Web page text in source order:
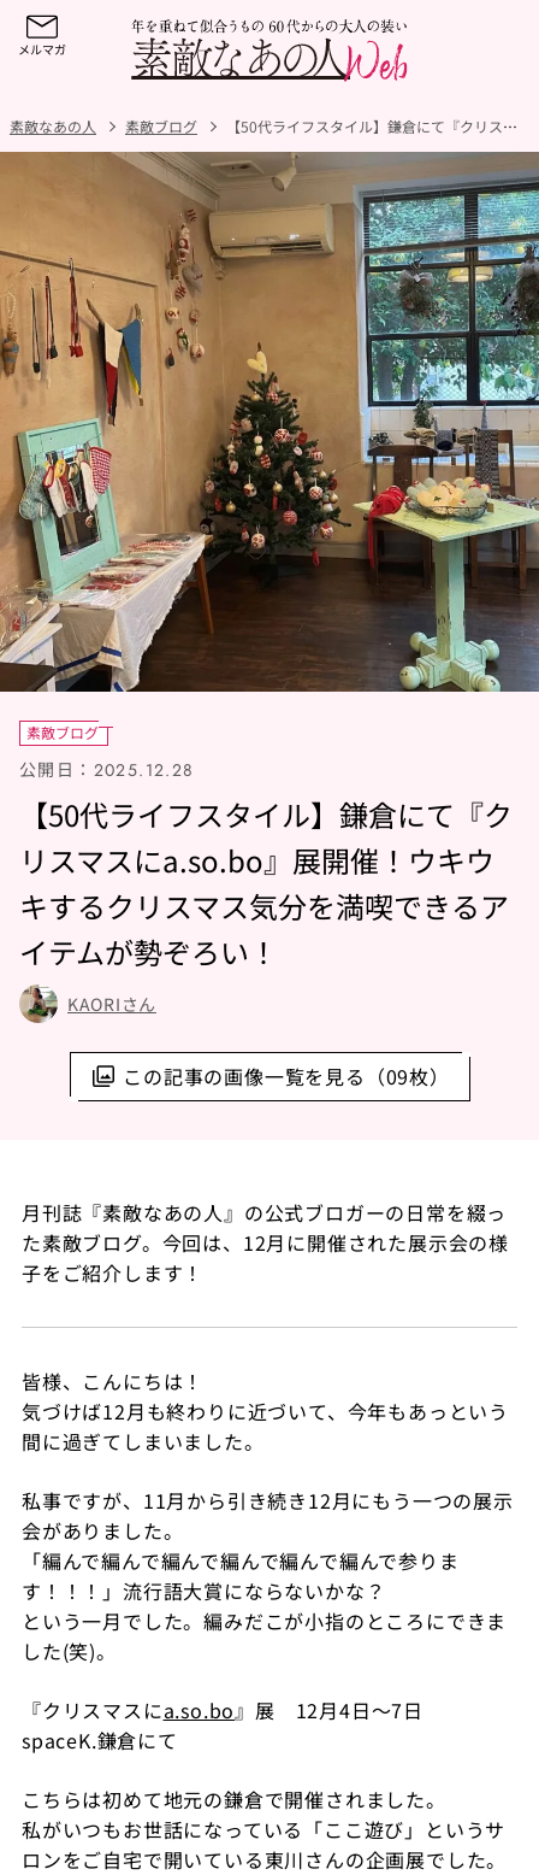
素敵なあの人 素敵ブログ 【50代ライフスタイル】鎌倉にて『クリスマスにa.so.bo』展開催！ウキウキするクリスマス気分を満喫できるアイテムが勢ぞろい！
この記事の画像一覧を見る（09枚）
素敵ブログ
公開日： 2025.12.28
【50代ライフスタイル】鎌倉にて『ク
リスマスにa.so.bo』展開催！ウキウ
キするクリスマス気分を満喫できるア
イテムが勢ぞろい！
KAORIさん
月刊誌『素敵なあの人』の公式ブロガーの日常を綴っ
た素敵ブログ。今回は、12月に開催された展示会の様
子をご紹介します！
皆様、こんにちは！
気づけば12月も終わりに近づいて、今年もあっという
間に過ぎてしまいました。
私事ですが、11月から引き続き12月にもう一つの展示
会がありました。
「編んで編んで編んで編んで編んで編んで参りま
す！！！」流行語大賞にならないかな？
という一月でした。編みだこが小指のところにできま
した(笑)。
『クリスマスにa.so.bo』展 12月4日～7日
spaceK.鎌倉にて
こちらは初めて地元の鎌倉で開催されました。
私がいつもお世話になっている「ここ遊び」というサ
ロンをご自宅で開いている東川さんの企画展でした。